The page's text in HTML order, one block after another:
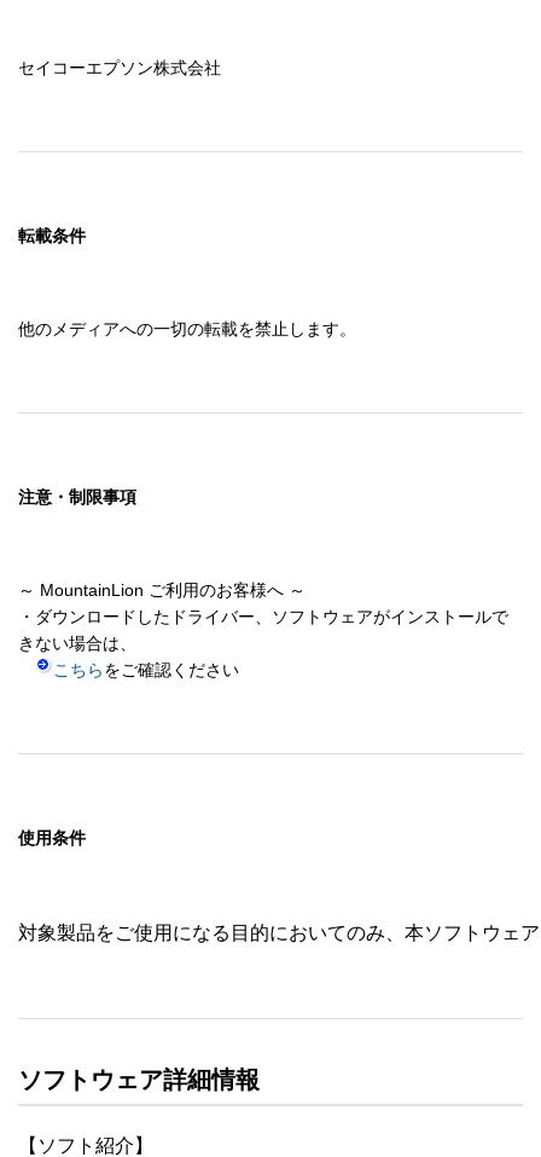
セイコーエプソン株式会社
転載条件
他のメディアへの一切の転載を禁止します。
注意・制限事項
～ MountainLion ご利用のお客様へ ～
・ダウンロードしたドライバー、ソフトウェアがインストールで
きない場合は、
こちら
使用条件
対象製品をご使用になる目的においてのみ、本ソフトウェ
ソフトウェア詳細情報
【ソフト紹介】